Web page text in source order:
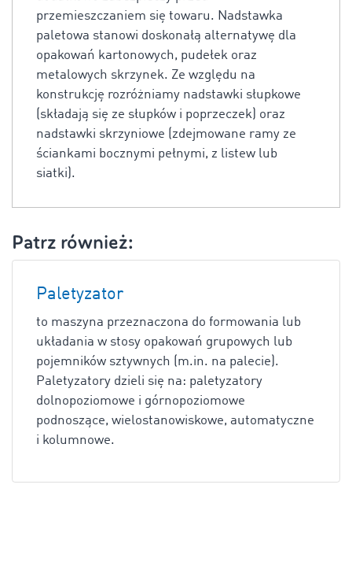
przemieszczaniem się towaru. Nadstawka
paletowa stanowi doskonałą alternatywę dla
opakowań kartonowych, pudełek oraz
metalowych skrzynek. Ze względu na
konstrukcję rozróżniamy nadstawki słupkowe
(składają się ze słupków i poprzeczek) oraz
nadstawki skrzyniowe (zdejmowane ramy ze
ściankami bocznymi pełnymi, z listew lub
siatki).
Patrz również:
Paletyzator
to maszyna przeznaczona do formowania lub
układania w stosy opakowań grupowych lub
pojemników sztywnych (m.in. na palecie).
Paletyzatory dzieli się na: paletyzatory
dolnopoziomowe i górnopoziomowe
podnoszące, wielostanowiskowe, automatyczne
i kolumnowe.